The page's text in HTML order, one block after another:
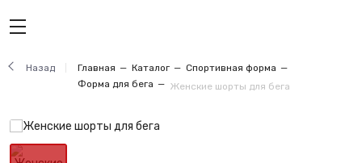
Назад Главная Каталог
Спортивная форма
Форма для бега
Женские шорты для бега